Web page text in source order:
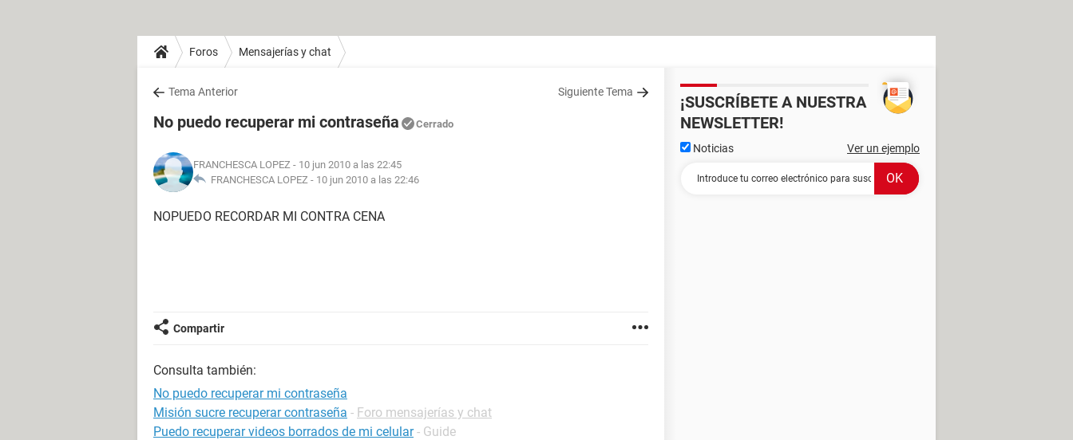
Foros Mensajerías y chat
Tema Anterior Siguiente Tema
No puedo recuperar mi contraseña Cerrado
FRANCHESCA LOPEZ - 10 jun 2010 a las 22:45
FRANCHESCA LOPEZ - 10 jun 2010 a las 22:46
NOPUEDO RECORDAR MI CONTRA CENA
Compartir
Consulta también:
No puedo recuperar mi contraseña
Misión sucre recuperar contraseña - Foro mensajerías y chat
Puedo recuperar videos borrados de mi celular - Guide
¡SUSCRÍBETE A NUESTRA
NEWSLETTER!
Noticias Ver un ejemplo